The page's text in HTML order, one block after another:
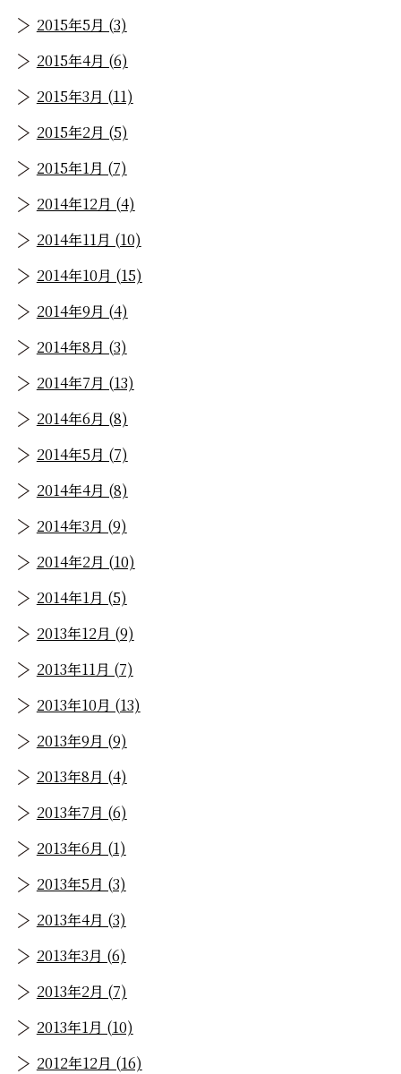
2015年5月 (3)
2015年4月 (6)
2015年3月 (11)
2015年2月 (5)
2015年1月 (7)
2014年12月 (4)
2014年11月 (10)
2014年10月 (15)
2014年9月 (4)
2014年8月 (3)
2014年7月 (13)
2014年6月 (8)
2014年5月 (7)
2014年4月 (8)
2014年3月 (9)
2014年2月 (10)
2014年1月 (5)
2013年12月 (9)
2013年11月 (7)
2013年10月 (13)
2013年9月 (9)
2013年8月 (4)
2013年7月 (6)
2013年6月 (1)
2013年5月 (3)
2013年4月 (3)
2013年3月 (6)
2013年2月 (7)
2013年1月 (10)
2012年12月 (16)